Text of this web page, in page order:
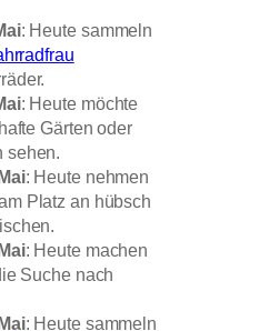
: Heute sammeln
: Heute möchte
Gärten oder
sehen.
: Heute nehmen
Platz an hübsch
: Heute machen
Suche nach
: Heute sammeln